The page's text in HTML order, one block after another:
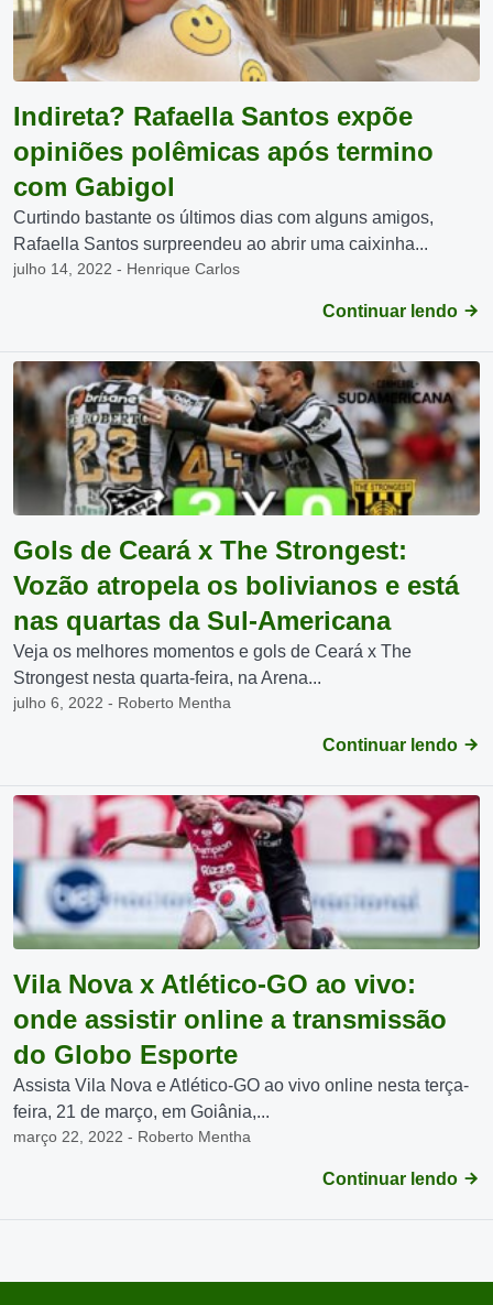
Indireta? Rafaella Santos expõe
opiniões polêmicas após termino
com Gabigol
Curtindo bastante os últimos dias com alguns amigos,
Rafaella Santos surpreendeu ao abrir uma caixinha...
julho 14, 2022 - Henrique Carlos
Continuar lendo
Gols de Ceará x The Strongest:
Vozão atropela os bolivianos e está
nas quartas da Sul-Americana
Veja os melhores momentos e gols de Ceará x The
Strongest nesta quarta-feira, na Arena...
julho 6, 2022 - Roberto Mentha
Continuar lendo
Vila Nova x Atlético-GO ao vivo:
onde assistir online a transmissão
do Globo Esporte
Assista Vila Nova e Atlético-GO ao vivo online nesta terça-
feira, 21 de março, em Goiânia,...
março 22, 2022 - Roberto Mentha
Continuar lendo